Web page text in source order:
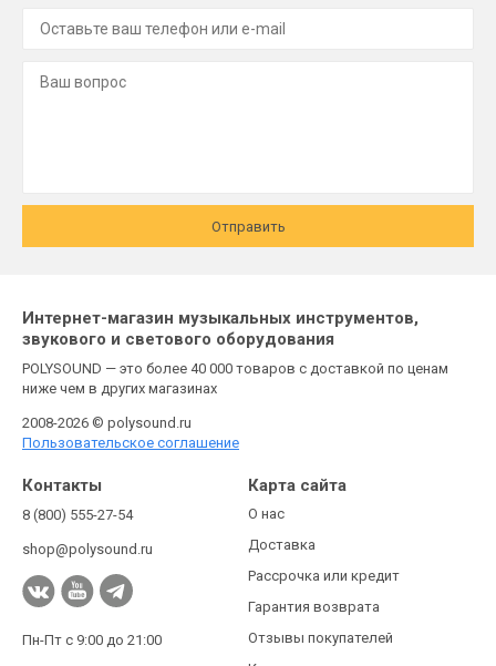
Отправить
Интернет-магазин музыкальных инструментов,
звукового и светового оборудования
POLYSOUND — это более 40 000 товаров с доставкой по ценам
ниже чем в других магазинах
2008-2026 © polysound.ru
Пользовательское соглашение
Контакты
8 (800) 555-27-54
shop@polysound.ru
Пн-Пт с 9:00 до 21:00
Карта сайта
О нас
Доставка
Рассрочка или кредит
Гарантия возврата
Отзывы покупателей